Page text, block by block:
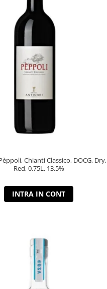
Chianti Classico, DOCG, Dry,
Red, 0.75L, 13.5%
INTRA IN CONT